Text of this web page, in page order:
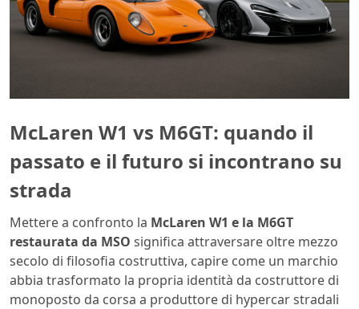
McLaren W1 vs M6GT: quando il
passato e il futuro si incontrano su
strada
Mettere a confronto la McLaren W1 e la M6GT
restaurata da MSO significa attraversare oltre mezzo
secolo di filosofia costruttiva, capire come un marchio
abbia trasformato la propria identità da costruttore di
monoposto da corsa a produttore di hypercar stradali